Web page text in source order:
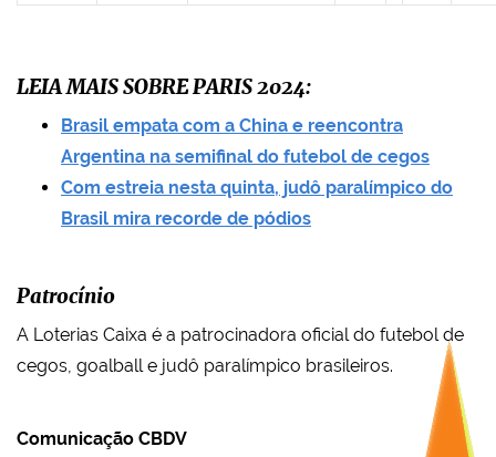
LEIA MAIS SOBRE PARIS 2024:
Brasil empata com a China e reencontra
Argentina na semifinal do futebol de cegos
Com estreia nesta quinta, judô paralímpico do
Brasil mira recorde de pódios
Patrocínio
A Loterias Caixa é a patrocinadora oficial do futebol de
cegos, goalball e judô paralímpico brasileiros.
Comunicação CBDV